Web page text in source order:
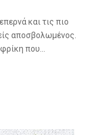
και τις πιο
αποσβολωμένος.
που...